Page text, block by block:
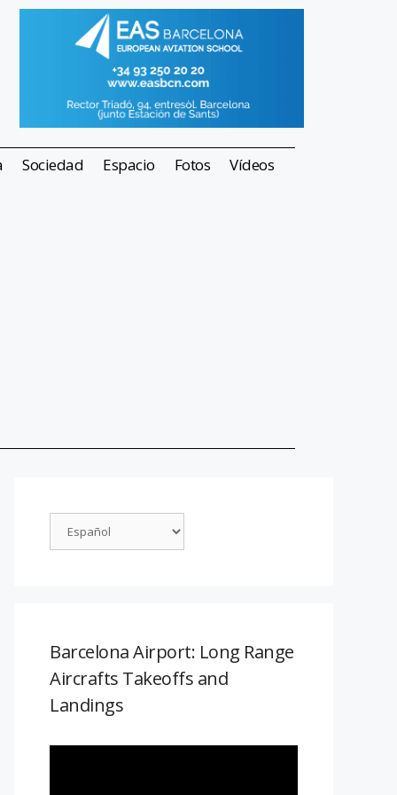
Sociedad Espacio Fotos Vídeos
Barcelona Airport: Long Range
Aircrafts Takeoffs and
Landings